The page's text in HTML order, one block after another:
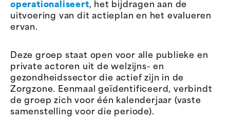
operationaliseert, het bijdragen aan de
uitvoering van dit actieplan en het evalueren
ervan.
Deze groep staat open voor alle publieke en
private actoren uit de welzijns- en
gezondheidssector die actief zijn in de
Zorgzone. Eenmaal geïdentificeerd, verbindt
de groep zich voor één kalenderjaar (vaste
samenstelling voor die periode).